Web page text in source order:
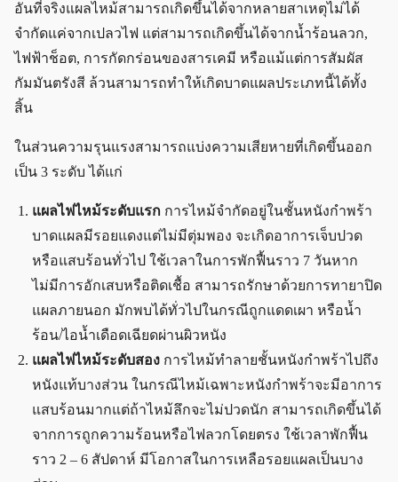
อันที่จริงแผลไหม้สามารถเกิดขึ้นได้จากหลายสาเหตุไม่ได้
จำกัดแค่จากเปลวไฟ แต่สามารถเกิดขึ้นได้จากน้ำร้อนลวก,
ไฟฟ้าช็อต, การกัดกร่อนของสารเคมี หรือแม้แต่การสัมผัส
กัมมันตรังสี ล้วนสามารถทำให้เกิดบาดแผลประเภทนี้ได้ทั้ง
สิ้น
ในส่วนความรุนแรงสามารถแบ่งความเสียหายที่เกิดขึ้นออก
เป็น 3 ระดับ ได้แก่
แผลไฟไหม้ระดับแรก การไหม้จำกัดอยู่ในชั้นหนังกำพร้า
บาดแผลมีรอยแดงแต่ไม่มีตุ่มพอง จะเกิดอาการเจ็บปวด
หรือแสบร้อนทั่วไป ใช้เวลาในการพักฟื้นราว 7 วันหาก
ไม่มีการอักเสบหรือติดเชื้อ สามารถรักษาด้วยการทายาปิด
แผลภายนอก มักพบได้ทั่วไปในกรณีถูกแดดเผา หรือน้ำ
ร้อน/ไอน้ำเดือดเฉียดผ่านผิวหนัง
แผลไฟไหม้ระดับสอง การไหม้ทำลายชั้นหนังกำพร้าไปถึง
หนังแท้บางส่วน ในกรณีไหม้เฉพาะหนังกำพร้าจะมีอาการ
แสบร้อนมากแต่ถ้าไหม้ลึกจะไม่ปวดนัก สามารถเกิดขึ้นได้
จากการถูกความร้อนหรือไฟลวกโดยตรง ใช้เวลาพักฟื้น
ราว 2 – 6 สัปดาห์ มีโอกาสในการเหลือรอยแผลเป็นบาง